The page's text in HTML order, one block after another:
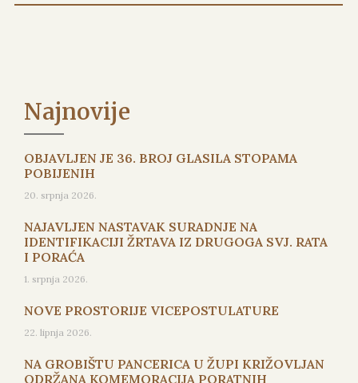
Najnovije
OBJAVLJEN JE 36. BROJ GLASILA STOPAMA
POBIJENIH
20. srpnja 2026.
NAJAVLJEN NASTAVAK SURADNJE NA
IDENTIFIKACIJI ŽRTAVA IZ DRUGOGA SVJ. RATA
I PORAĆA
1. srpnja 2026.
NOVE PROSTORIJE VICEPOSTULATURE
22. lipnja 2026.
NA GROBIŠTU PANCERICA U ŽUPI KRIŽOVLJAN
ODRŽANA KOMEMORACIJA PORATNIH